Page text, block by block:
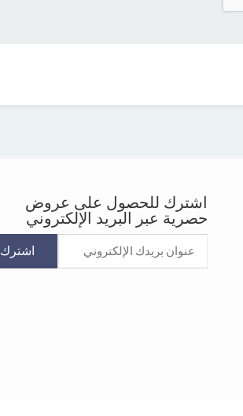
اشترك للحصول على عروض
حصرية عبر البريد الإلكتروني
اشترك